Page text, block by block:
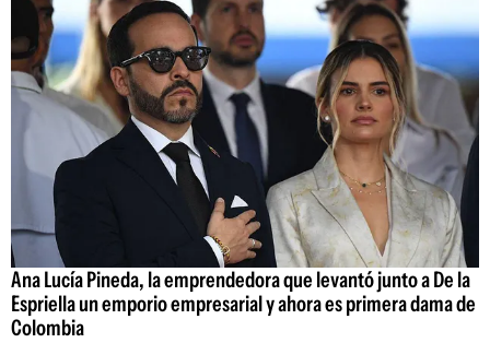
Ana Lucía Pineda, la emprendedora que levantó junto a De la
Espriella un emporio empresarial y ahora es primera dama de
Colombia